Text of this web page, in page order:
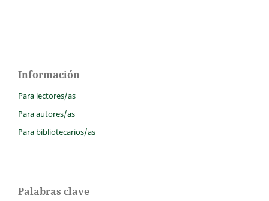
Información
Para lectores/as
Para autores/as
Para bibliotecarios/as
Palabras clave